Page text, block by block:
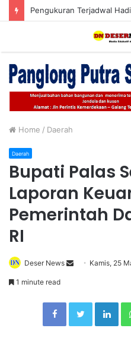
Home / Daerah
Daerah
Bupati Palas
Laporan
Pemerintah
RI
Deser News
a
Kamis, 25
1 minute read
Facebook Twitter LinkedIn